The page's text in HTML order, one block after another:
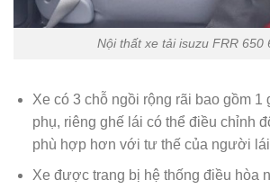
Nội thất xe tải isuzu FRR 650
Xe có 3 chỗ ngồi rộng rãi bao gồm 1
phụ, riêng ghế lái có thể điều chỉnh
phù hợp hơn với tư thế của người
Xe được trang bị hệ thống điều hòa